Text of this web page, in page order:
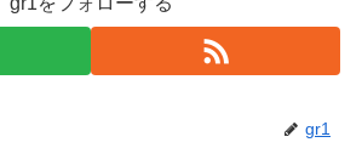
gr1